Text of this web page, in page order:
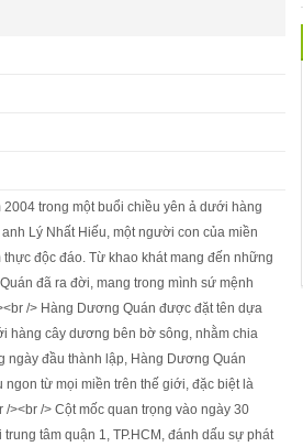
trong một buổi chiều yên ả dưới hàng
Lý Nhất Hiếu, một người con của miền
độc đáo. Từ khao khát mang đến những
đã ra đời, mang trong mình sứ mệnh
/> Hàng Dương Quán được đặt tên dựa
hàng cây dương bên bờ sông, nhằm chia
đầu thành lập, Hàng Dương Quán
ngon từ mọi miền trên thế giới, đặc biệt là
/> Cột mốc quan trọng vào ngày 30
tâm quận 1, TP.HCM, đánh dấu sự phát